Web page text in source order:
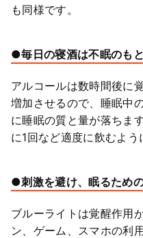
も同様です。
●毎日の寝酒は不眠のもと
アルコールは数時間後に
増加させるので、睡眠中
に睡眠の質と量が落ちま
に1回など適度に飲むよう
●刺激を避け、眠るため
ブルーライトは覚醒作用
ン、ゲーム、スマホの利